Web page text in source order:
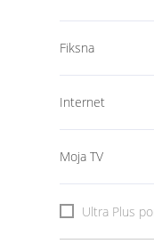
Fiksna
Internet
Moja TV
Ultra Plus